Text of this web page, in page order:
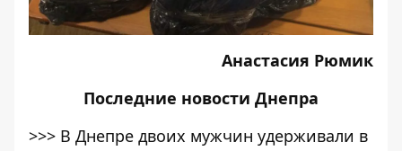
Анастасия Рюмик
Последние новости Днепра
>>> В Днепре двоих мужчин удерживали в